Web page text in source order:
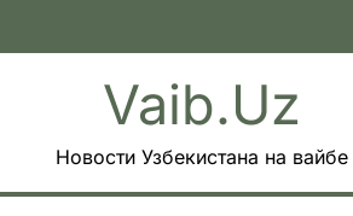
Vaib.uz
Новости Узбекистана на вайбе